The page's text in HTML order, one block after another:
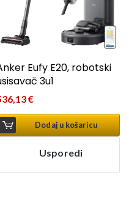
Eufy E20, robotski
3u1
€
Dodaj u košaricu
Usporedi